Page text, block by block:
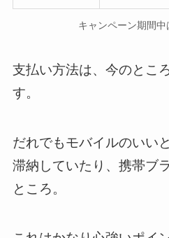
キャンペーン期間
支払い方法は、今のとこ
す。
だれでもモバイルのいい
滞納していたり、携帯ブ
ところ。